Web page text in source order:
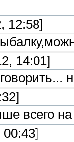
12:58]
14:01]
всего
00:43]